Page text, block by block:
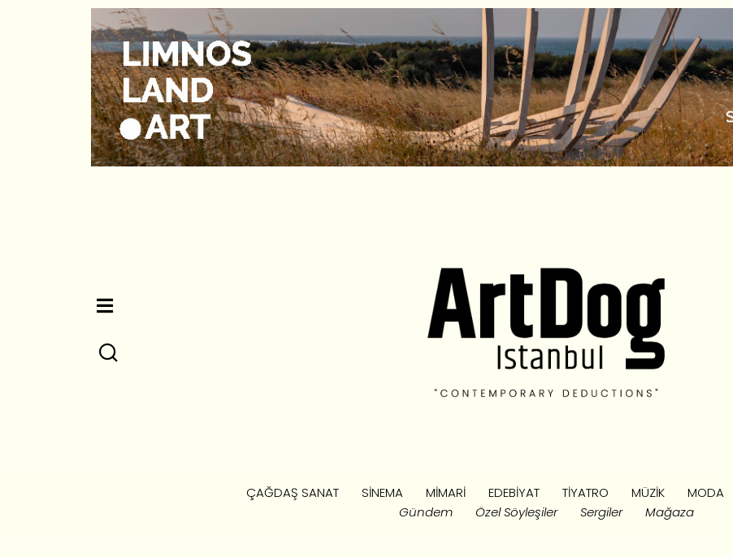
ÇAĞDAŞ SANAT SINEMA MIMARI EDEBIYAT TIYATRO MÜZIK MODA
Gündem
Özel Söyleşiler Sergiler Mağaza